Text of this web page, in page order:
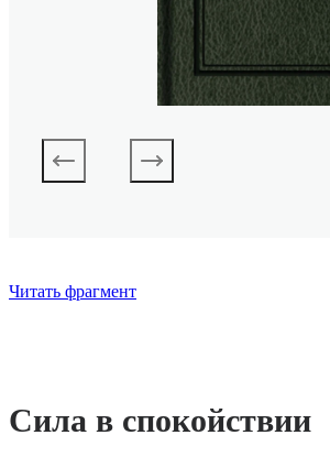
Читать фрагмент
Сила в спокойствии